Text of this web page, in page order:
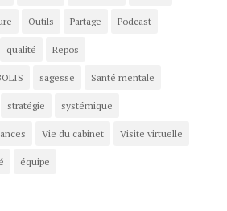
Outils Partage Podcast
qualité Repos
sagesse Santé mentale
stratégie systémique
Vie du cabinet Visite virtuelle
équipe